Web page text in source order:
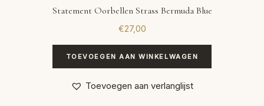
Statement Oorbellen Strass Bermuda Blue
€27,00
TOEVOEGEN AAN WINKELWAGEN
Toevoegen aan verlanglijst